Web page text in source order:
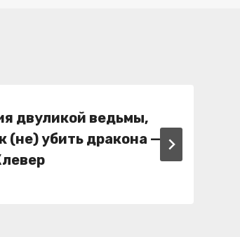
двуликой ведьмы,
(не) убить дракона —